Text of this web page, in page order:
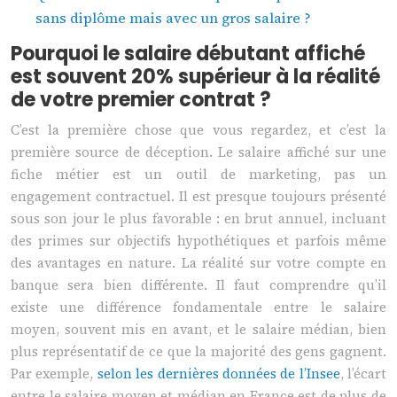
sans diplôme mais avec un gros salaire ?
Pourquoi le salaire débutant affiché
est souvent 20% supérieur à la réalité
de votre premier contrat ?
C’est la première chose que vous regardez, et c’est la
première source de déception. Le salaire affiché sur une
fiche métier est un outil de marketing, pas un
engagement contractuel. Il est presque toujours présenté
sous son jour le plus favorable : en brut annuel, incluant
des primes sur objectifs hypothétiques et parfois même
des avantages en nature. La réalité sur votre compte en
banque sera bien différente. Il faut comprendre qu’il
existe une différence fondamentale entre le salaire
moyen, souvent mis en avant, et le salaire médian, bien
plus représentatif de ce que la majorité des gens gagnent.
Par exemple, selon les dernières données de l’Insee, l’écart